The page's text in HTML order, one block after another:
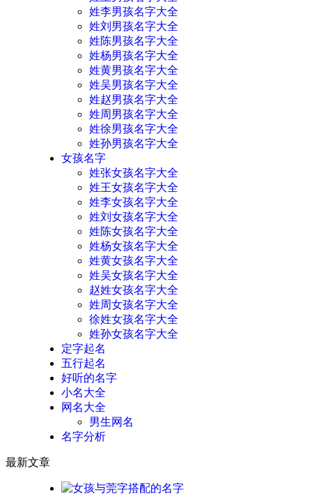
姓李男孩名字大全
姓刘男孩名字大全
姓陈男孩名字大全
姓杨男孩名字大全
姓黄男孩名字大全
姓吴男孩名字大全
姓赵男孩名字大全
姓周男孩名字大全
姓徐男孩名字大全
姓孙男孩名字大全
女孩名字
姓张女孩名字大全
姓王女孩名字大全
姓李女孩名字大全
姓刘女孩名字大全
姓陈女孩名字大全
姓杨女孩名字大全
姓黄女孩名字大全
姓吴女孩名字大全
赵姓女孩名字大全
姓周女孩名字大全
徐姓女孩名字大全
姓孙女孩名字大全
定字起名
五行起名
好听的名字
小名大全
网名大全
男生网名
名字分析
最新文章